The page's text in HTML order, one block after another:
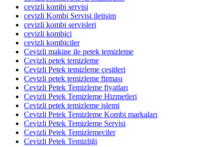
cevizli kombi servisi
cevizli Kombi Servisi iletişim
cevizli kombi servisleri
cevizli kombici
cevizli kombiciler
Cevizli makine ile petek temizleme
Cevizli petek temizleme
Cevizli Petek temizleme çeşitleri
Cevizli petek temizleme firması
Cevizli Petek Temizleme fiyatları
Cevizli Petek Temizleme Hizmetleri
Cevizli petek temizleme işlemi
Cevizli Petek Temizleme Kombi markaları
Cevizli Petek Temizleme Servisi
Cevizli Petek Temizlemeciler
Cevizli Petek Temizliği